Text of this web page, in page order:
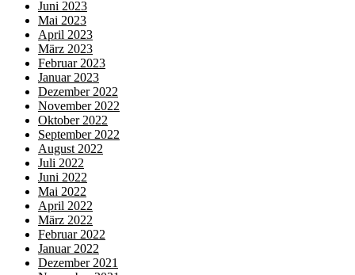
Juni 2023
Mai 2023
April 2023
März 2023
Februar 2023
Januar 2023
Dezember 2022
November 2022
Oktober 2022
September 2022
August 2022
Juli 2022
Juni 2022
Mai 2022
April 2022
März 2022
Februar 2022
Januar 2022
Dezember 2021